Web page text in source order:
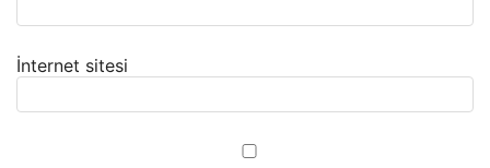
İnternet sitesi